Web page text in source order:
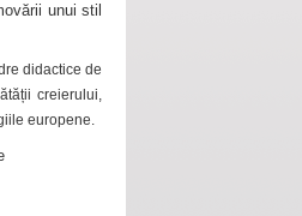
unui stil
didactice de
creierului,
europene.